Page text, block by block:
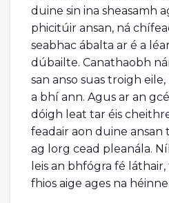
duine sin ina sheasamh
phicitúir ansan, ná
seabhac ábalta ar é a
dúbailte. Canathaobh
san anso suas troigh
a bhí ann. Agus ar an
dóigh leat tar éis
feadair aon duine ansan
ag lorg cead pleanála.
leis an bhfógra fé
fhios aige ages na